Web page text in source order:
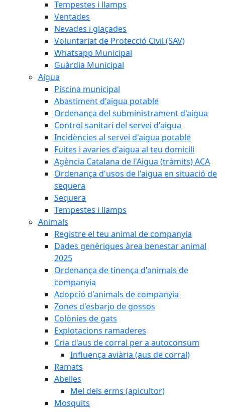
Tempestes i llamps
Ventades
Nevades i glaçades
Voluntariat de Protecció Civil (SAV)
Whatsapp Municipal
Guàrdia Municipal
Aigua
Piscina municipal
Abastiment d'aigua potable
Ordenança del subministrament d'aigua
Control sanitari del servei d'aigua
Incidències al servei d'aigua potable
Fuites i avaries d'aigua al teu domicili
Agència Catalana de l'Aigua (tràmits) ACA
Ordenança d'usos de l'aigua en situació de
sequera
Sequera
Tempestes i llamps
Animals
Registre el teu animal de companyia
Dades genèriques àrea benestar animal
2025
Ordenança de tinença d'animals de
companyia
Adopció d'animals de companyia
Zones d'esbarjo de gossos
Colònies de gats
Explotacions ramaderes
Cria d'aus de corral per a autoconsum
Influença aviària (aus de corral)
Ramats
Abelles
Mel dels erms (apicultor)
Mosquits